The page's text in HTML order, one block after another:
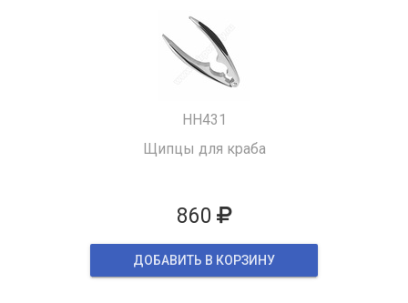
HH431
Щипцы для краба
860
ДОБАВИТЬ В КОРЗИНУ